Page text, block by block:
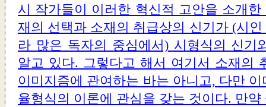
시 작가들이 이러한 혁신적 고안을 소개
재의 선택과 소재의 취급상의 신기가 (시
라 많은 독자의 중심에서) 시형식의 신기
알고 있다. 그렇다고 해서 여기서 소재의
이미지즘에 관여하는 바는 아니고, 다만
율형식의 이론에 관심을 갖는 것이다. 만